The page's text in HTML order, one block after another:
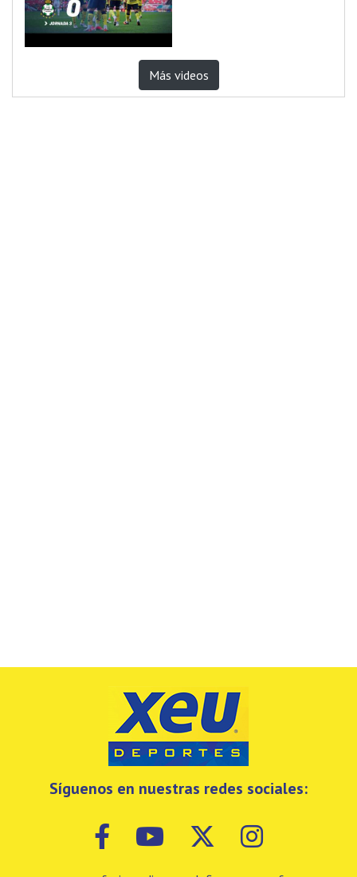
Más videos
Síguenos en nuestras redes sociales: